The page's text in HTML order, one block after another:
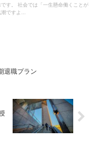
す。 社会では「一生懸命働くことが
ですよ...
退職プラン